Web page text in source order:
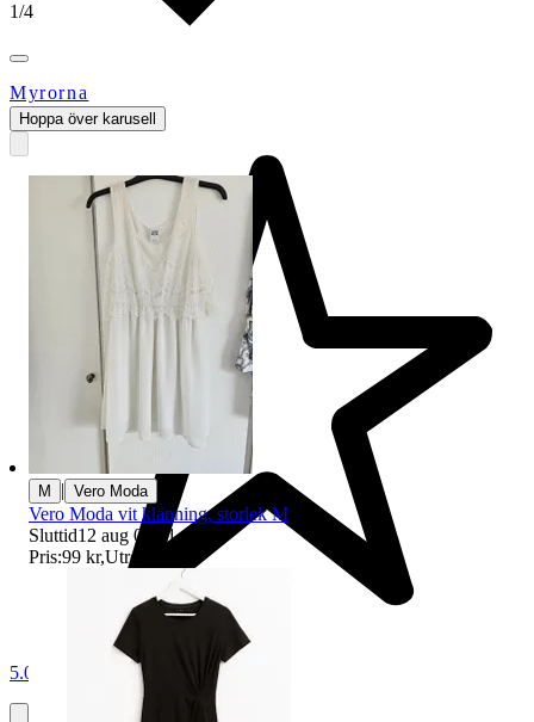
1/4
Myrorna
5.0
Hoppa över karusell
M | Vero Moda
Vero Moda vit klänning, storlek M
Sluttid12 aug 09:21.
Pris:99 kr,Utropspris